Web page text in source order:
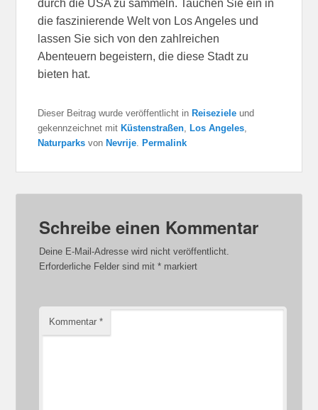
durch die USA zu sammeln. Tauchen Sie ein in
die faszinierende Welt von Los Angeles und
lassen Sie sich von den zahlreichen
Abenteuern begeistern, die diese Stadt zu
bieten hat.
Dieser Beitrag wurde veröffentlicht in Reiseziele und
gekennzeichnet mit Küstenstraßen, Los Angeles,
Naturparks von Nevrije. Permalink
Schreibe einen Kommentar
Deine E-Mail-Adresse wird nicht veröffentlicht.
Erforderliche Felder sind mit* markiert
Kommentar*